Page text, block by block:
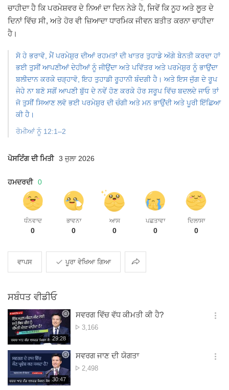
ਚਾਹੀਦਾ ਹੈ ਕਿ ਪਰਮੇਸ਼ਵਰ ਦੇ ਨਿਆਂ ਦਾ ਦਿਨ ਨੇੜੇ ਹੈ, ਜਿਵੇਂ ਕਿ ਨੂਹ ਅਤੇ ਲੂਤ ਦੇ
ਦਿਨਾਂ ਵਿੱਚ ਸੀ, ਅਤੇ ਹੋਰ ਵੀ ਜ਼ਿਆਦਾ ਧਾਰਮਿਕ ਜੀਵਨ ਬਤੀਤ ਕਰਨਾ ਚਾਹੀਦਾ
ਹੈ।
ਸੋ ਹੇ ਭਰਾਵੋ, ਮੈਂ ਪਰਮੇਸ਼ੁਰ ਦੀਆਂ ਰਹਮਤਾਂ ਦੀ ਖਾਤਰ ਤੁਹਾਡੇ ਅੱਗੇ ਬੇਨਤੀ ਕਰਦਾ ਹਾਂ
ਭਈ ਤੁਸੀਂ ਆਪਣੀਆਂ ਦੇਹੀਆਂ ਨੂੰ ਜੀਉਂਦਾ ਅਤੇ ਪਵਿੱਤਰ ਅਤੇ ਪਰਮੇਸ਼ੁਰ ਨੂੰ ਭਾਉਂਦਾ
ਬਲੀਦਾਨ ਕਰਕੇ ਚੜ੍ਹਾਵੋ, ਇਹ ਤੁਹਾਡੀ ਰੂਹਾਨੀ ਬੰਦਗੀ ਹੈ। ਅਤੇ ਇਸ ਜੁੱਗ ਦੇ ਰੂਪ
ਜੇਹੇ ਨਾ ਬਣੋ ਸਗੋਂ ਆਪਣੀ ਬੁੱਧ ਦੇ ਨਵੇਂ ਹੋਣ ਕਰਕੇ ਹੋਰ ਸਰੂਪ ਵਿੱਚ ਬਦਲਦੇ ਜਾਓ ਤਾਂ
ਜੋ ਤੁਸੀਂ ਸਿਆਣ ਲਵੋ ਭਈ ਪਰਮੇਸ਼ੁਰ ਦੀ ਚੰਗੀ ਅਤੇ ਮਨ ਭਾਉਂਦੀ ਅਤੇ ਪੂਰੀ ਇੱਛਿਆ
ਕੀ ਹੈ।
ਰੋਮੀਆਂ ਨੂੰ 12:1–2
ਪੋਸਟਿੰਗ ਦੀ ਮਿਤੀ 3 ਜੁਲਾ 2026
ਹਮਦਰਦੀ 0
ਧੰਨਵਾਦ
0
ਭਾਵਨਾ
0
ਆਸ
0
ਪਛਤਾਵਾ
0
ਦਿਲਾਸਾ
0
ਵਾਪਸ ਪੂਰਾ ਵੇਖਿਆ ਗਿਆ
ਸਾਂਝਾ
ਕਰਨਾ
ਸਬੰਧਤ ਵੀਡੀਓ
재
생
시
간
29:28
ਸਵਰਗ ਵਿੱਚ ਵੱਧ ਕੀਮਤੀ ਕੀ ਹੈ?
ਵੇਖਣ
3,166
옵
기
재
생
30:47
ਸਵਰਗ ਜਾਣ ਦੀ ਯੋਗਤਾ
ਵੇਖਣ
2,498
옵